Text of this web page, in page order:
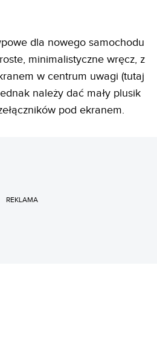
dla nowego samochodu
minimalistyczne wręcz, z
w centrum uwagi (tutaj
należy dać mały plusik
pod ekranem.
REKLAMA